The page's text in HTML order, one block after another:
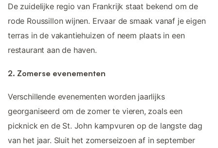
De zuidelijke regio van Frankrijk staat bekend om de
rode Roussillon wijnen. Ervaar de smaak vanaf je eigen
terras in de vakantiehuizen of neem plaats in een
restaurant aan de haven.
2. Zomerse evenementen
Verschillende evenementen worden jaarlijks
georganiseerd om de zomer te vieren, zoals een
picknick en de St. John kampvuren op de langste dag
van het jaar. Sluit het zomerseizoen af in september